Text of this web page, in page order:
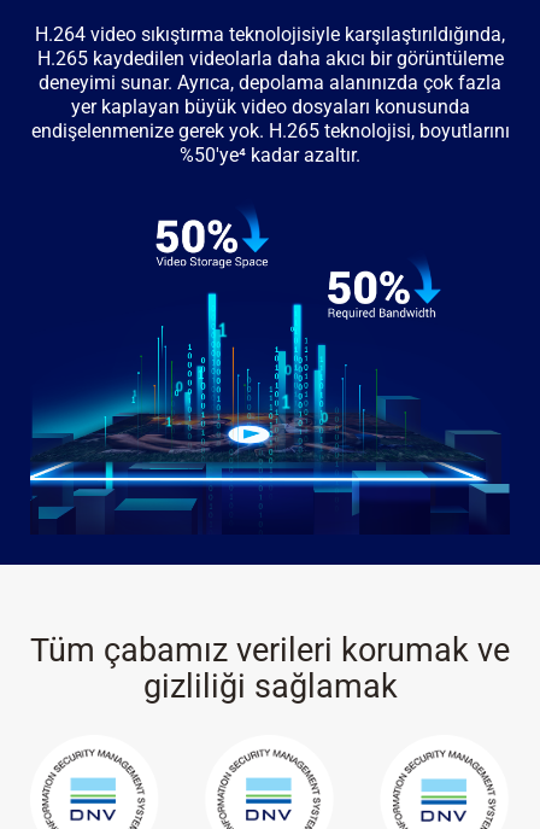
H.264 video sıkıştırma teknolojisiyle karşılaştırıldığında,
H.265 kaydedilen videolarla daha akıcı bir görüntüleme
deneyimi sunar. Ayrıca, depolama alanınızda çok fazla
yer kaplayan büyük video dosyaları konusunda
endişelenmenize gerek yok. H.265 teknolojisi, boyutlarını
%50'ye⁴ kadar azaltır.
Tüm çabamız verileri korumak ve
gizliliği sağlamak